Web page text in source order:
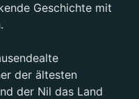
Geschichte mit
der ältesten
der Nil das Land